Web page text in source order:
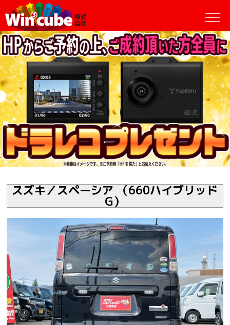
スズキ／スペーシア （660ハイブリッド
G）